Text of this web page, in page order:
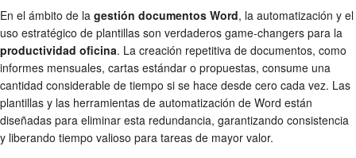
En el ámbito de la gestión documentos Word, la automatización y el
uso estratégico de plantillas son verdaderos game-changers para la
productividad oficina. La creación repetitiva de documentos, como
informes mensuales, cartas estándar o propuestas, consume una
cantidad considerable de tiempo si se hace desde cero cada vez. Las
plantillas y las herramientas de automatización de Word están
diseñadas para eliminar esta redundancia, garantizando consistencia
y liberando tiempo valioso para tareas de mayor valor.